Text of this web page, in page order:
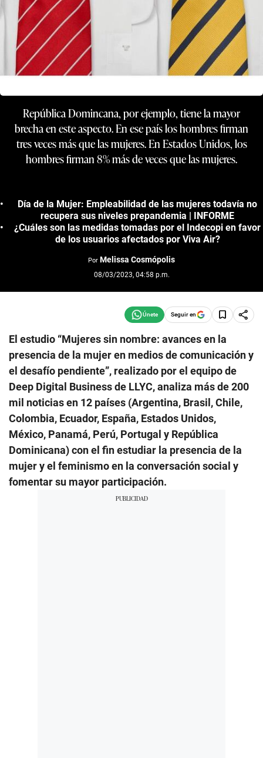
República Domincana, por ejemplo, tiene la mayor
brecha en este aspecto. En ese país los hombres firman
tres veces más que las mujeres. En Estados Unidos, los
hombres firman 8% más de veces que las mujeres.
Día de la Mujer: Empleabilidad de las mujeres todavía no
recupera sus niveles prepandemia | INFORME
¿Cuáles son las medidas tomadas por el Indecopi en favor
de los usuarios afectados por Viva Air?
Por Melissa Cosmópolis
08/03/2023, 04:58 p.m.
Seguir en
El estudio “Mujeres sin nombre: avances en la
presencia de la mujer en medios de comunicación y
el desafío pendiente”, realizado por el equipo de
Deep Digital Business de LLYC, analiza más de 200
mil noticias en 12 países (Argentina, Brasil, Chile,
Colombia, Ecuador, España, Estados Unidos,
México, Panamá, Perú, Portugal y República
Dominicana) con el fin estudiar la presencia de la
mujer y el feminismo en la conversación social y
fomentar su mayor participación.